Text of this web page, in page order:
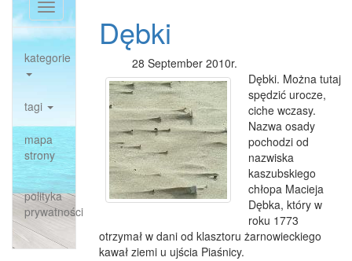
Toggle
navigation
kategorie
tagi
mapa
strony
polityka
prywatności
Dębki
28 September 2010r.
Dębki. Można tutaj
spędzić urocze,
ciche wczasy.
Nazwa osady
pochodzi od
nazwiska
kaszubskiego
chłopa Macieja
Dębka, który w
roku 1773
otrzymał w dani od klasztoru żarnowieckiego
kawał ziemi u ujścia Piaśnicy.